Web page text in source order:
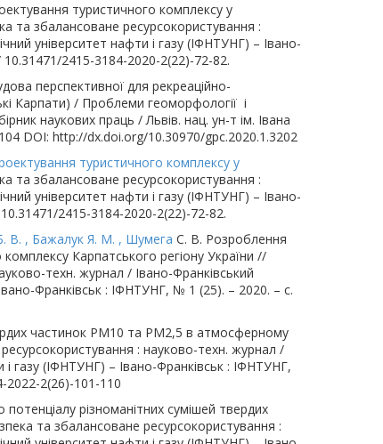
туристичного комплексу у
та збалансоване ресурсокористування :
університет нафти і газу (ІФНТУНГ) – Івано-
2415-3184-2020-2(22)-72-82.
перспективної для рекреаційно-
Карпати) / Проблеми геоморфології і
наукових праць / Львів. нац. ун-т ім. Івана
DOI: http://dx.doi.org/10.30970/gpc.2020.1.3202
туристичного комплексу у
та збалансоване ресурсокористування :
університет нафти і газу (ІФНТУНГ) – Івано-
2415-3184-2020-2(22)-72-82.
В. , Бажалук Я. М. , Шумега С. В. Розроблення
Карпатського регіону України //
техн. журнал / Івано-Франківський
Франківськ : ІФНТУНГ, № 1 (25). – 2020. – с.
частинок PM10 та PM2,5 в атмосферному
: науково-техн. журнал /
і газу (ІФНТУНГ) – Івано-Франківськ : ІФНТУНГ,
2(26)-101-110
різноманітних сумішей твердих
та збалансоване ресурсокористування :